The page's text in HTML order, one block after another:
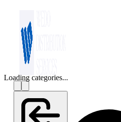
Loading categories...